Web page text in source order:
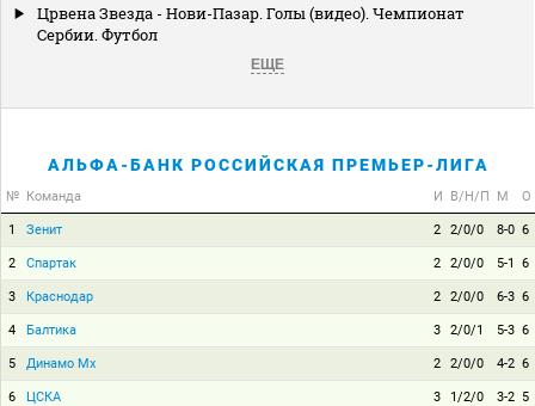
Црвена Звезда - Нови-Пазар. Голы (видео). Чемпионат
Сербии. Футбол
ЕЩЕ
АЛЬФА-БАНК РОССИЙСКАЯ ПРЕМЬЕР-ЛИГА
№ Команда И В/Н/П М О
1 Зенит 2 2/0/0 8-0 6
2 Спартак 2 2/0/0 5-1 6
3 Краснодар 2 2/0/0 6-3 6
4 Балтика 3 2/0/1 5-3 6
5 Динамо Мх 2 2/0/0 4-2 6
6 ЦСКА 3 1/2/0 3-2 5